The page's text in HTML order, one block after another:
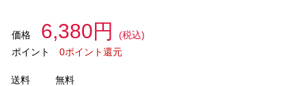
価格 6,380円
(税込)
ポイント
0ポイント還元
送料
無料